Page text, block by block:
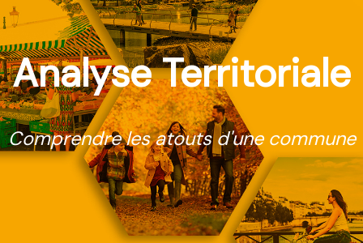
Analyse Territoriale
Comprendre les atouts d'une commune